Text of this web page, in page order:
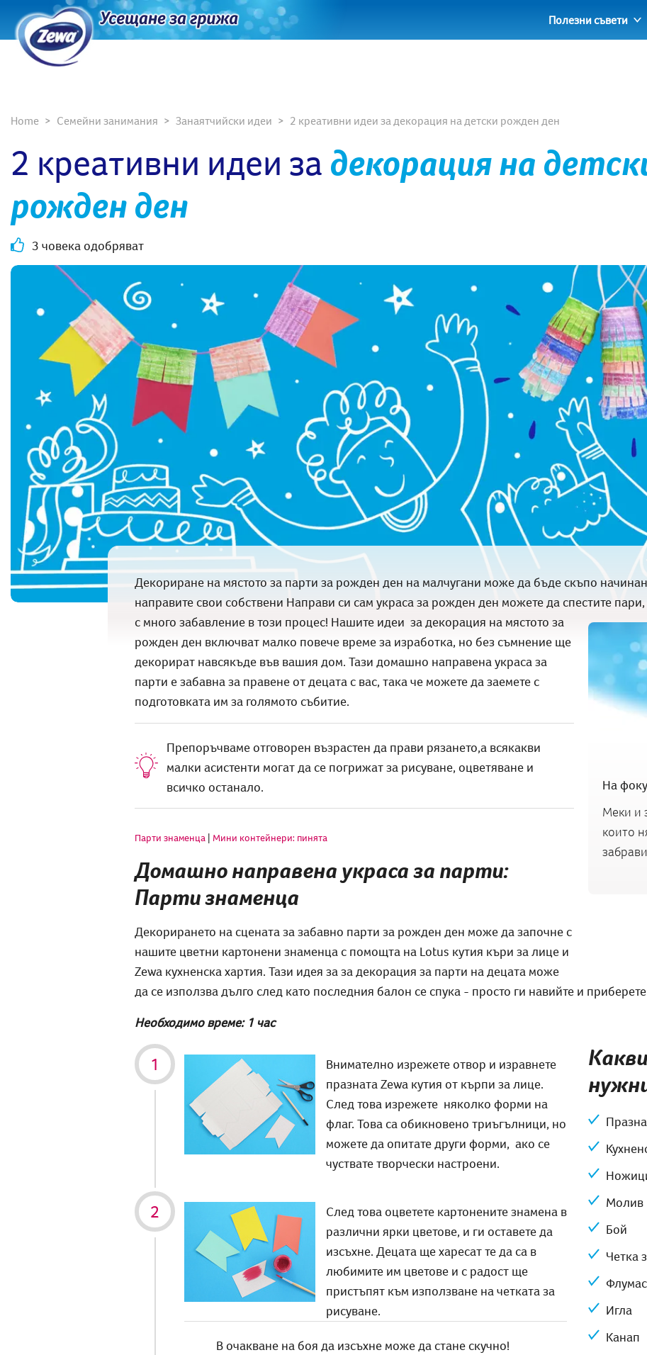
Полезни съвети
Home Семейни занимания Занаятчийски идеи 2 креативни идеи за декорация на детски рожден ден
2 креативни идеи за декорация на
рожден ден
3 човека одобряват
На
Меки и
които
Декориране на мястото за парти за рожден ден на малчугани може да бъде скъпо
направите свои собствени Направи си сам украса за рожден ден можете да спестите пари,
с много забавление в този процес! Нашите идеи за декорация на мястото за
рожден ден включват малко повече време за изработка, но без съмнение ще
декорират навсякъде във вашия дом. Тази домашно направена украса за
парти е забавна за правене от децата с вас, така че можете да заемете с
подготовката им за голямото събитие.
Препоръчваме отговорен възрастен да прави рязането,а всякакви
малки асистенти могат да се погрижат за рисуване, оцветяване и
всичко останало.
Парти знаменца | Мини контейнери: пинята
Домашно направена украса за парти:
Парти знаменца
Декорирането на сцената за забавно парти за рожден ден може да започне с
нашите цветни картонени знаменца с помощта на Lotus кутия къри за лице и
Zewa кухненска хартия. Тази идея за за декорация за парти на децата може
да се използва дълго след като последния балон се спука - просто ги навийте и
Необходимо време: 1 час
Молив
Бой
Четка
Игла
Канап
Внимателно изрежете отвор и изравнете
празната Zewa кутия от кърпи за лице.
След това изрежете няколко форми на
флаг. Това са обикновено триъгълници, но
можете да опитате други форми, ако се
чуствате творчески настроени.
След това оцветете картонените знамена в
различни ярки цветове, и ги оставете да
изсъхне. Децата ще харесат те да са в
любимите им цветове и с радост ще
пристъпят към използване на четката за
рисуване.
В очакване на боя да изсъхне може да стане скучно!